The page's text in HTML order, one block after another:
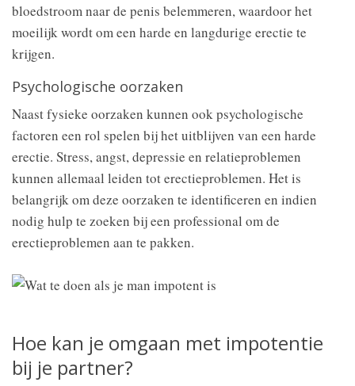
bloedstroom naar de penis belemmeren, waardoor het
moeilijk wordt om een harde en langdurige erectie te
krijgen.
Psychologische oorzaken
Naast fysieke oorzaken kunnen ook psychologische
factoren een rol spelen bij het uitblijven van een harde
erectie. Stress, angst, depressie en relatieproblemen
kunnen allemaal leiden tot erectieproblemen. Het is
belangrijk om deze oorzaken te identificeren en indien
nodig hulp te zoeken bij een professional om de
erectieproblemen aan te pakken.
Hoe kan je omgaan met impotentie
bij je partner?